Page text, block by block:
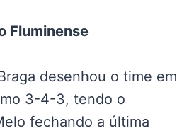
Fluminense
desenhou o time em
3-4-3, tendo o
fechando a última